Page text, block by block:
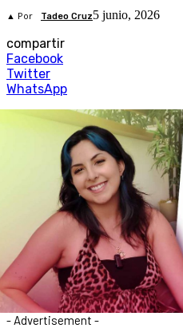
▲ Por Tadeo Cruz5 junio, 2026
compartir
Facebook
Twitter
WhatsApp
- Advertisement -